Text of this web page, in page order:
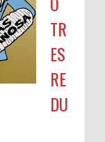
TR
ES
RE
DU